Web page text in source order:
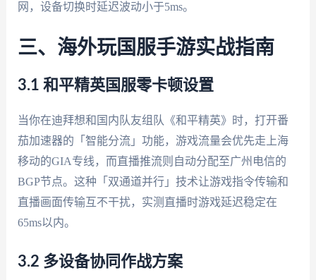
网，设备切换时延迟波动小于5ms。
三、海外玩国服手游实战指南
3.1 和平精英国服零卡顿设置
当你在迪拜想和国内队友组队《和平精英》时，打开番
茄加速器的「智能分流」功能，游戏流量会优先走上海
移动的GIA专线，而直播推流则自动分配至广州电信的
BGP节点。这种「双通道并行」技术让游戏指令传输和
直播画面传输互不干扰，实测直播时游戏延迟稳定在
65ms以内。
3.2 多设备协同作战方案